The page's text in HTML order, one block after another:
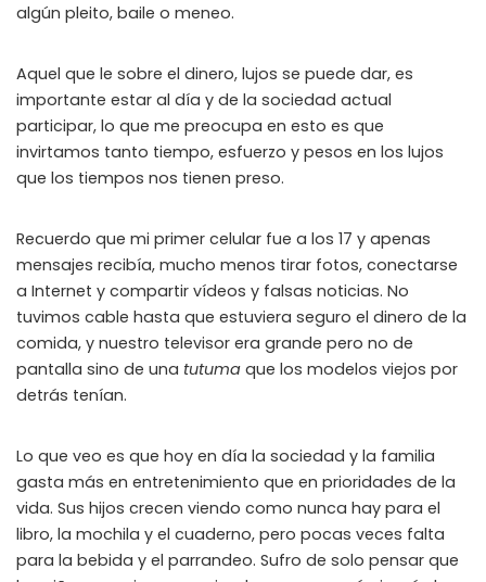
algún pleito, baile o meneo.
Aquel que le sobre el dinero, lujos se puede dar, es
importante estar al día y de la sociedad actual
participar, lo que me preocupa en esto es que
invirtamos tanto tiempo, esfuerzo y pesos en los lujos
que los tiempos nos tienen preso.
Recuerdo que mi primer celular fue a los 17 y apenas
mensajes recibía, mucho menos tirar fotos, conectarse
a Internet y compartir vídeos y falsas noticias. No
tuvimos cable hasta que estuviera seguro el dinero de la
comida, y nuestro televisor era grande pero no de
pantalla sino de una tutuma que los modelos viejos por
detrás tenían.
Lo que veo es que hoy en día la sociedad y la familia
gasta más en entretenimiento que en prioridades de la
vida. Sus hijos crecen viendo como nunca hay para el
libro, la mochila y el cuaderno, pero pocas veces falta
para la bebida y el parrandeo. Sufro de solo pensar que